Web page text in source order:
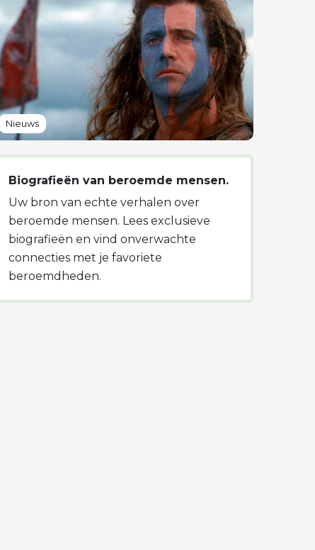
Nieuws
Biografieën van beroemde mensen.
Uw bron van echte verhalen over
beroemde mensen. Lees exclusieve
biografieën en vind onverwachte
connecties met je favoriete
beroemdheden.